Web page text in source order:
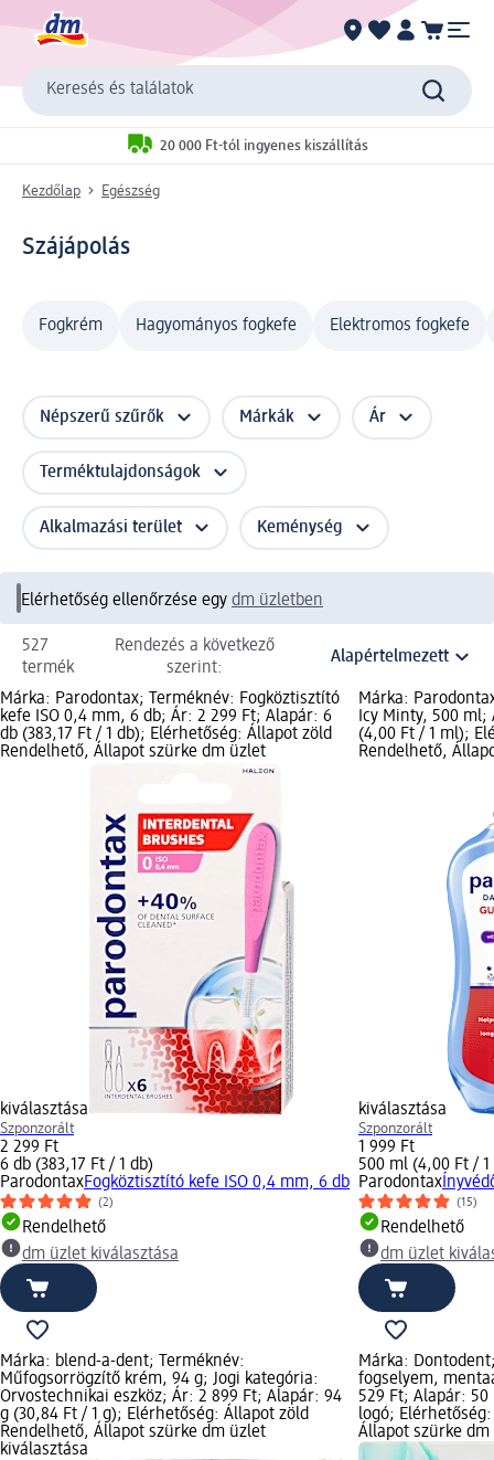
Keresés és találatok
20 000 Ft-tól ingyenes kiszállítás
Kezdőlap Egészség
Szájápolás
Fogkrém Hagyományos fogkefe Elektromos fogkefe
Népszerű szűrők Márkák Ár
Terméktulajdonságok
Alkalmazási terület Keménység
Elérhetőség ellenőrzése egy dm üzletben
527
termék
Rendezés a következő
szerint:
Márka: Parodontax; Terméknév: Fogköztisztító
kefe ISO 0,4 mm, 6 db; Ár: 2 299 Ft; Alapár: 6
db (383,17 Ft / 1 db); Elérhetőség: Állapot zöld
Rendelhető, Állapot szürke dm üzlet
kiválasztása
Szponzorált
2 299 Ft
6 db (383,17 Ft / 1 db)
ParodontaxFogköztisztító kefe ISO 0,4 mm, 6 db
(2)
Rendelhető
dm üzlet kiválasztása
Márka:
Icy Minty, 500
(4,00 Ft / 1 ml);
Rendelhető,
kiválasztása
Szponzorált
1 999 Ft
500 ml (4,00 Ft /
Parodontax
(15)
Rendelhető
dm üzlet
Márka: blend-a-dent; Terméknév:
Műfogsorrögzítő krém, 94 g; Jogi kategória:
Orvostechnikai eszköz; Ár: 2 899 Ft; Alapár: 94
g (30,84 Ft / 1 g); Elérhetőség: Állapot zöld
Rendelhető, Állapot szürke dm üzlet
kiválasztása
Márka:
fogselyem,
529 Ft; Alapár:
logó;
Állapot szürke